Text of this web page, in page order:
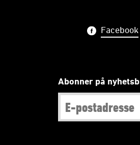
Facebook
Abonner på